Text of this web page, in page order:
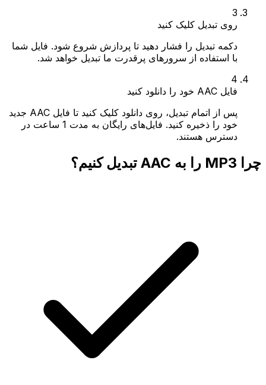
3
روی تبدیل کلیک کنید
دکمه تبدیل را فشار دهید تا پردازش شروع شود. فایل شما
با استفاده از سرورهای پرقدرت ما تبدیل خواهد شد.
4
فایل AAC خود را دانلود کنید
پس از اتمام تبدیل، روی دانلود کلیک کنید تا فایل AAC جدید
خود را ذخیره کنید. فایل‌های رایگان به مدت 1 ساعت در
دسترس هستند.
چرا MP3 را به AAC تبدیل کنیم؟